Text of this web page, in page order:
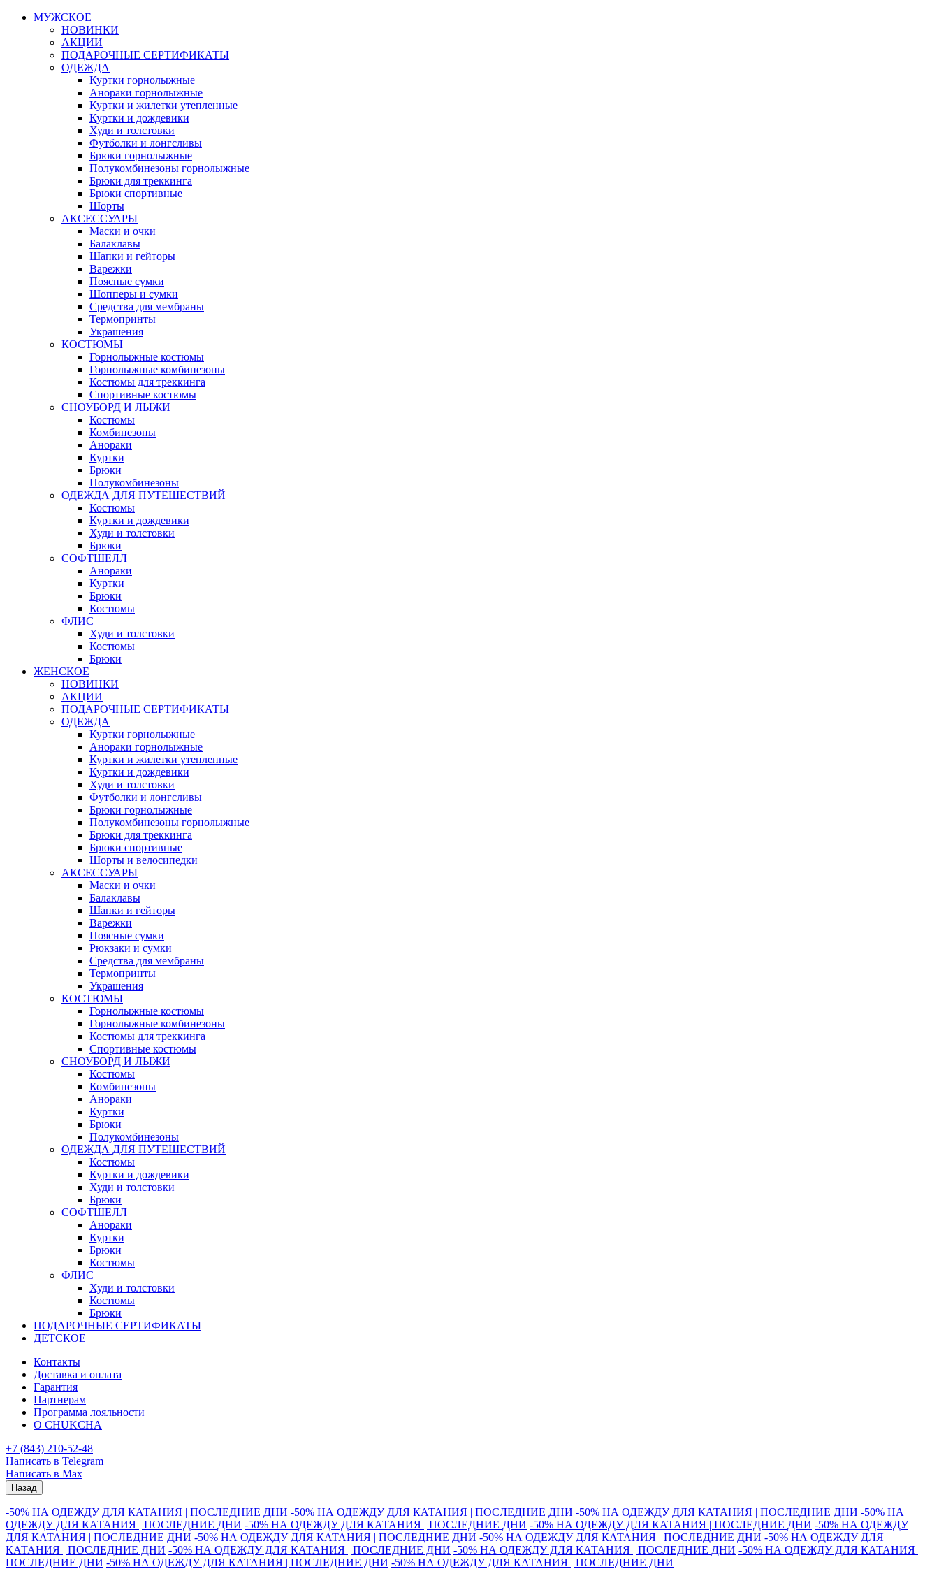
МУЖСКОЕ
НОВИНКИ
АКЦИИ
ПОДАРОЧНЫЕ СЕРТИФИКАТЫ
ОДЕЖДА
Куртки горнолыжные
Анораки горнолыжные
Куртки и жилетки утепленные
Куртки и дождевики
Худи и толстовки
Футболки и лонгсливы
Брюки горнолыжные
Полукомбинезоны горнолыжные
Брюки для треккинга
Брюки спортивные
Шорты
АКСЕССУАРЫ
Маски и очки
Балаклавы
Шапки и гейторы
Варежки
Поясные сумки
Шопперы и сумки
Средства для мембраны
Термопринты
Украшения
КОСТЮМЫ
Горнолыжные костюмы
Горнолыжные комбинезоны
Костюмы для треккинга
Спортивные костюмы
СНОУБОРД И ЛЫЖИ
Костюмы
Комбинезоны
Анораки
Куртки
Брюки
Полукомбинезоны
ОДЕЖДА ДЛЯ ПУТЕШЕСТВИЙ
Костюмы
Куртки и дождевики
Худи и толстовки
Брюки
СОФТШЕЛЛ
Анораки
Куртки
Брюки
Костюмы
ФЛИС
Худи и толстовки
Костюмы
Брюки
ЖЕНСКОЕ
НОВИНКИ
АКЦИИ
ПОДАРОЧНЫЕ СЕРТИФИКАТЫ
ОДЕЖДА
Куртки горнолыжные
Анораки горнолыжные
Куртки и жилетки утепленные
Куртки и дождевики
Худи и толстовки
Футболки и лонгсливы
Брюки горнолыжные
Полукомбинезоны горнолыжные
Брюки для треккинга
Брюки спортивные
Шорты и велосипедки
АКСЕССУАРЫ
Маски и очки
Балаклавы
Шапки и гейторы
Варежки
Поясные сумки
Рюкзаки и сумки
Средства для мембраны
Термопринты
Украшения
КОСТЮМЫ
Горнолыжные костюмы
Горнолыжные комбинезоны
Костюмы для треккинга
Спортивные костюмы
СНОУБОРД И ЛЫЖИ
Костюмы
Комбинезоны
Анораки
Куртки
Брюки
Полукомбинезоны
ОДЕЖДА ДЛЯ ПУТЕШЕСТВИЙ
Костюмы
Куртки и дождевики
Худи и толстовки
Брюки
СОФТШЕЛЛ
Анораки
Куртки
Брюки
Костюмы
ФЛИС
Худи и толстовки
Костюмы
Брюки
ПОДАРОЧНЫЕ СЕРТИФИКАТЫ
ДЕТСКОЕ
Контакты
Доставка и оплата
Гарантия
Партнерам
Программа лояльности
О CHUKCHA
+7 (843) 210-52-48
Написать в Telegram
Написать в Max
Назад
-50% НА ОДЕЖДУ ДЛЯ КАТАНИЯ | ПОСЛЕДНИЕ ДНИ -50% НА ОДЕЖДУ ДЛЯ КАТАНИЯ | ПОСЛЕДНИЕ ДНИ -50% НА ОДЕЖДУ ДЛЯ КАТАНИЯ | ПОСЛЕДНИЕ ДНИ -50% НА
ОДЕЖДУ ДЛЯ КАТАНИЯ | ПОСЛЕДНИЕ ДНИ -50% НА ОДЕЖДУ ДЛЯ КАТАНИЯ | ПОСЛЕДНИЕ ДНИ -50% НА ОДЕЖДУ ДЛЯ КАТАНИЯ | ПОСЛЕДНИЕ ДНИ -50% НА ОДЕЖДУ
ДЛЯ КАТАНИЯ | ПОСЛЕДНИЕ ДНИ -50% НА ОДЕЖДУ ДЛЯ КАТАНИЯ | ПОСЛЕДНИЕ ДНИ -50% НА ОДЕЖДУ ДЛЯ КАТАНИЯ | ПОСЛЕДНИЕ ДНИ -50% НА ОДЕЖДУ ДЛЯ
КАТАНИЯ | ПОСЛЕДНИЕ ДНИ -50% НА ОДЕЖДУ ДЛЯ КАТАНИЯ | ПОСЛЕДНИЕ ДНИ -50% НА ОДЕЖДУ ДЛЯ КАТАНИЯ | ПОСЛЕДНИЕ ДНИ -50% НА ОДЕЖДУ ДЛЯ КАТАНИЯ |
ПОСЛЕДНИЕ ДНИ -50% НА ОДЕЖДУ ДЛЯ КАТАНИЯ | ПОСЛЕДНИЕ ДНИ -50% НА ОДЕЖДУ ДЛЯ КАТАНИЯ | ПОСЛЕДНИЕ ДНИ